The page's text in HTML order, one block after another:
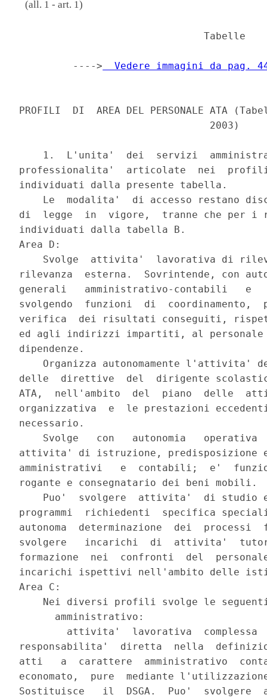
(all. 1 - art. 1)
                               Tabelle
         ---->
Vedere immagini da pag.
PROFILI  DI  AREA DEL PERSONALE ATA
                                2003)
1.  L'unita'  dei  servizi
professionalita'  articolate  nei  profili
individuati dalla presente tabella.
Le  modalita'  di accesso restano
di  legge  in  vigore,  tranne che per i
individuati dalla tabella B.
Area D:
Svolge  attivita'  lavorativa di
rilevanza  esterna.  Sovrintende, con
generali   amministrativo-contabili   e
svolgendo  funzioni  di  coordinamento,
verifica  dei risultati conseguiti,
ed agli indirizzi impartiti, al personale
dipendenze.
Organizza autonomamente l'attivita'
delle  direttive  del  dirigente
ATA,  nell'ambito  del  piano  delle
organizzativa  e  le prestazioni
necessario.
Svolge   con   autonomia   operativa
attivita' di istruzione, predisposizione
amministrativi   e  contabili;  e'
rogante e consegnatario dei beni mobili.
Puo'  svolgere  attivita'  di studio
programmi  richiedenti  specifica
autonoma  determinazione  dei
svolgere   incarichi  di  attivita'
formazione  nei  confronti  del
incarichi ispettivi nell'ambito delle
Area C:
Nei diversi profili svolge le
      amministrativo:
attivita'  lavorativa  complessa
responsabilita'  diretta  nella
atti   a  carattere  amministrativo
economato,  pure  mediante
Sostituisce   il  DSGA.  Puo'